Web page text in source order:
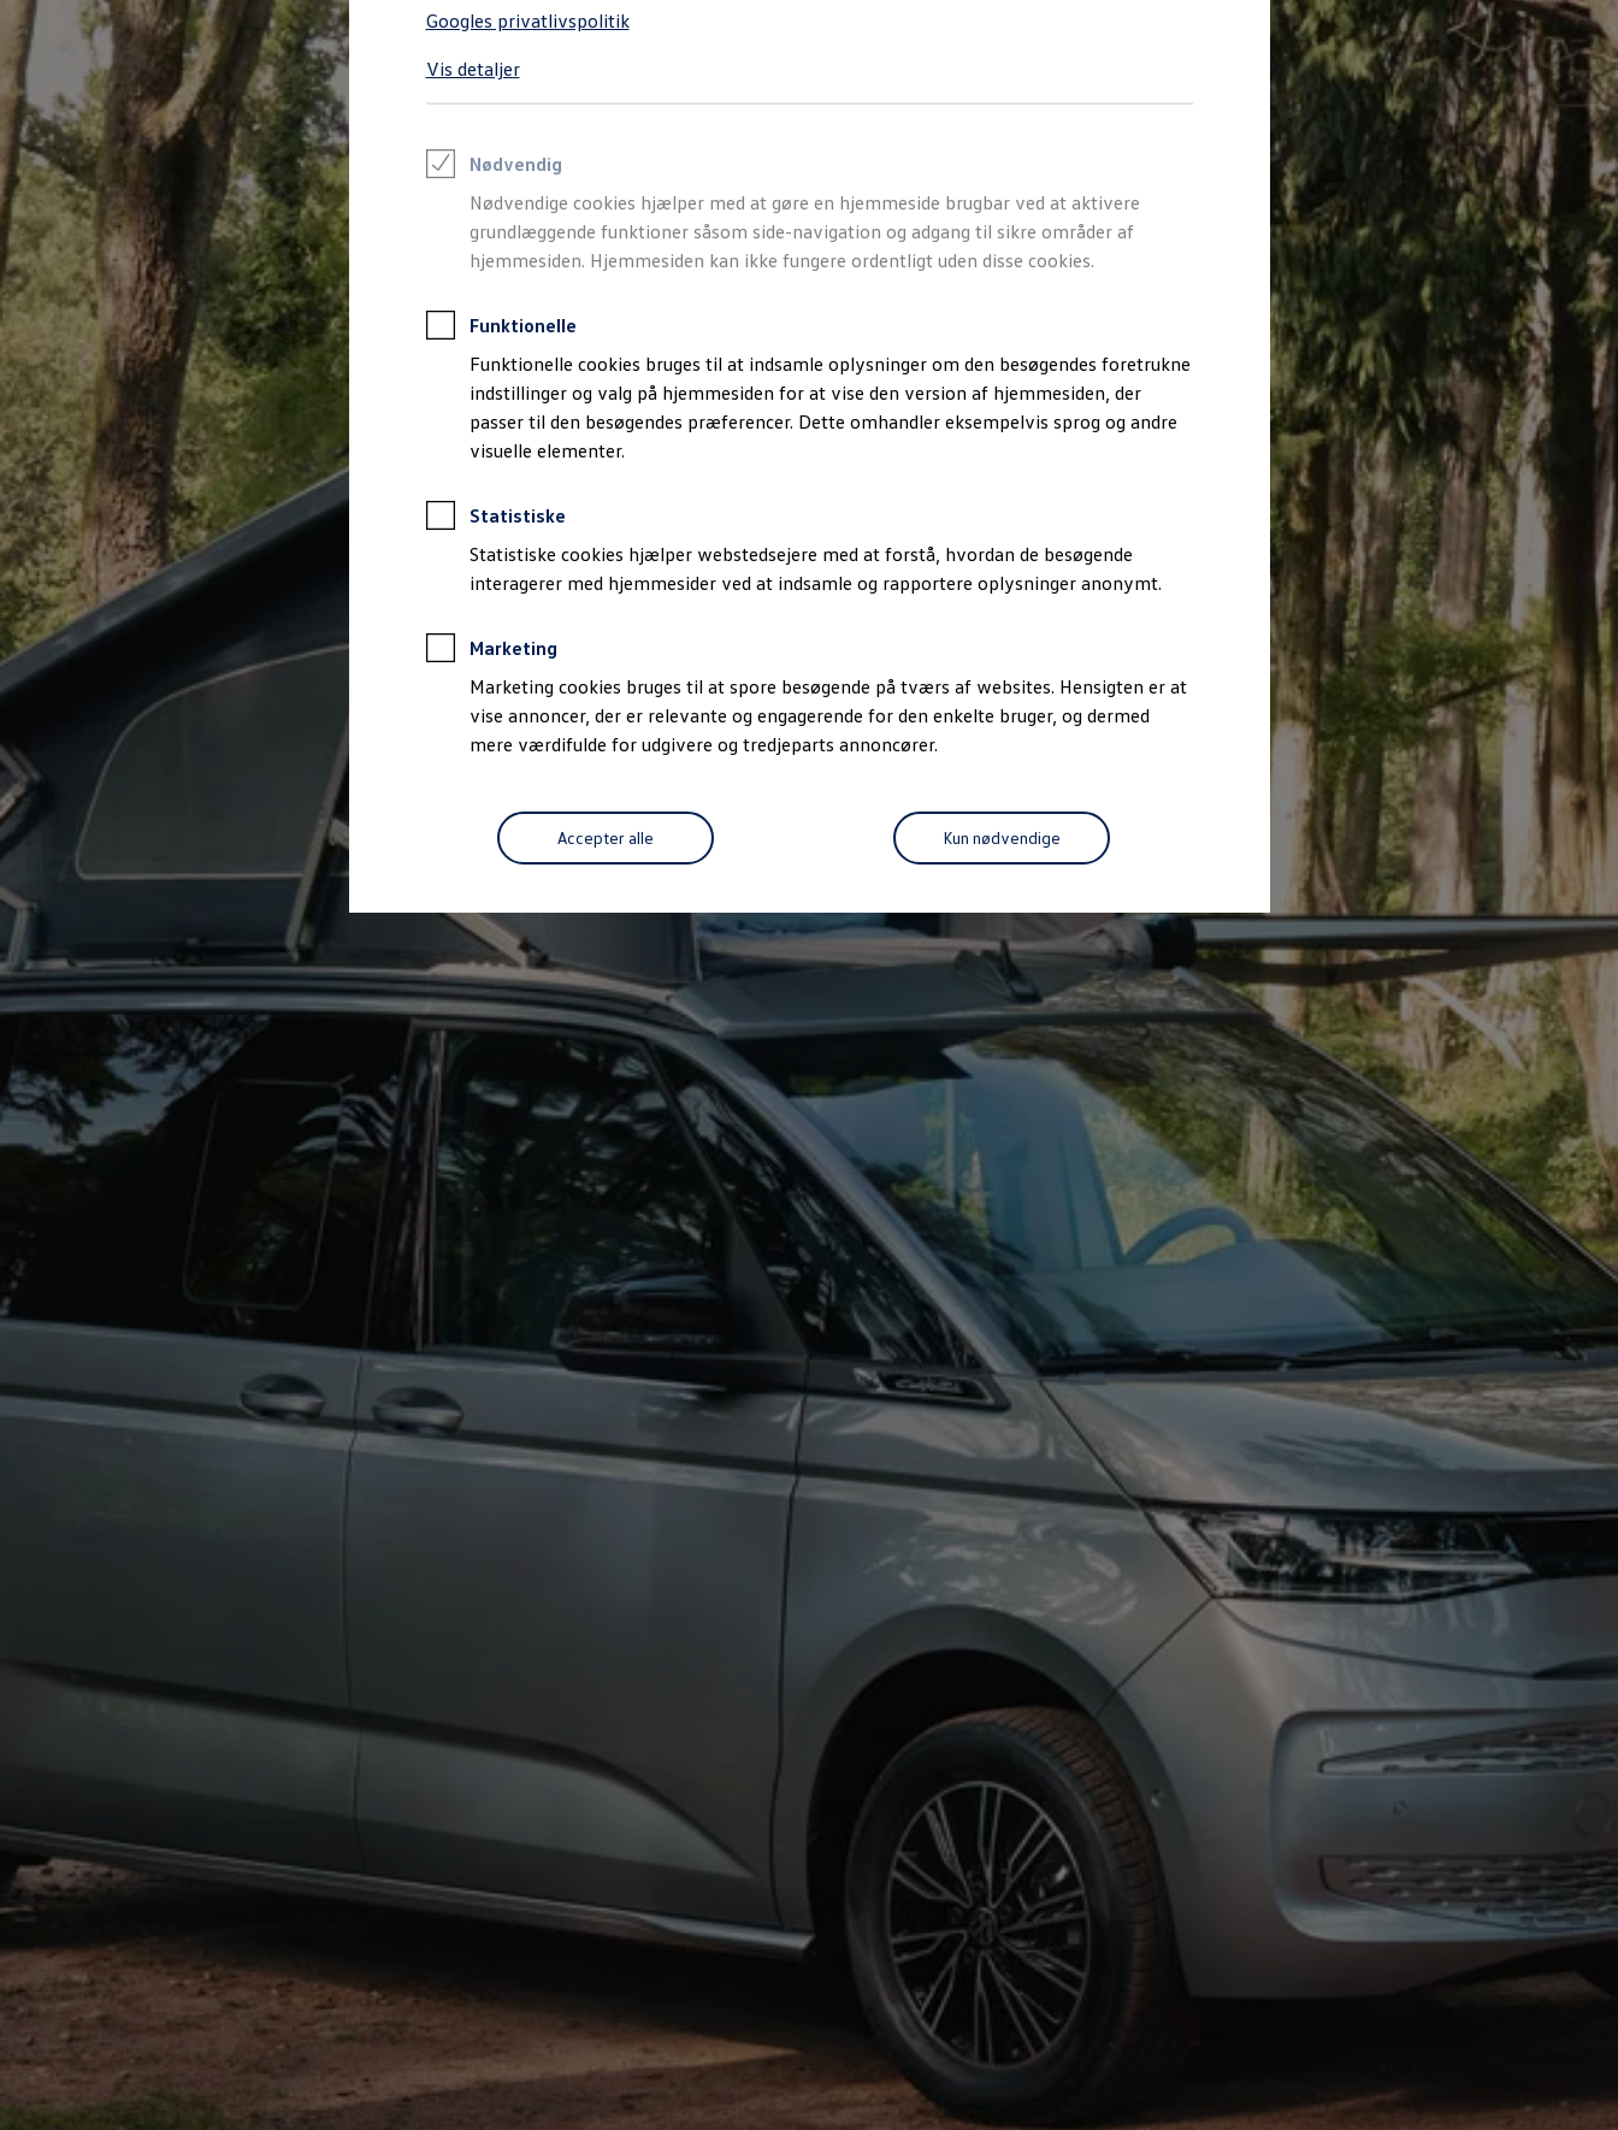
Googles privatlivspolitik
Vis detaljer
Nødvendig
Nødvendige cookies hjælper med at gøre en hjemmeside brugbar ved at aktivere
grundlæggende funktioner såsom side-navigation og adgang til sikre områder af
hjemmesiden. Hjemmesiden kan ikke fungere ordentligt uden disse cookies.
Funktionelle
Funktionelle cookies bruges til at indsamle oplysninger om den besøgendes foretrukne
indstillinger og valg på hjemmesiden for at vise den version af hjemmesiden, der
passer til den besøgendes præferencer. Dette omhandler eksempelvis sprog og andre
visuelle elementer.
Statistiske
Statistiske cookies hjælper webstedsejere med at forstå, hvordan de besøgende
interagerer med hjemmesider ved at indsamle og rapportere oplysninger anonymt.
Marketing
Marketing cookies bruges til at spore besøgende på tværs af websites. Hensigten er at
vise annoncer, der er relevante og engagerende for den enkelte bruger, og dermed
mere værdifulde for udgivere og tredjeparts annoncører.
Accepter alle Kun nødvendige
Varebiler på el
Elektromobilitet i dagligdagen
Eldrevne modeller
ID. Buzz Cargo
Opladning og Rækkevidde
Opladning med Clever
Opladning med Clever - Erhvervsbiler
We Charge
Udregn din rækkevidde
Udregn din ladetid
Planlæg din rute
Teknologi og Batteri
Lær din ID. at kende
Varmepumpe
Energieffektivitet
Teaser Battery Regulation
Software og konnektivitet
ID. Software 6.0
ID.- softwareversioner og opdateringer
Grænseflader til din ID.
Køb og leasing
Lagerbiler til hurtig levering
Privatleasing
Nyheder og aktuelle kampagner
Book en prøvetur
Bestil et tilbud
Brugte biler
Pendlerleasing
Budgetberegner
Firmabil
Vejen til en ny Volkswagen
Online Privatleasing
Finansiering og forsikring
Volkswagen Finansiering
Ejere og services
Serviceabonnementer
Service 5+
Fordele ved autoriseret værksted
Brugbar information
Softwareopdateringer
Servicefordele
Digitale ekstrafunktioner
Se tjenesterne til din model
Volkswagen-apps, login og shop
Forbind mobiltelefonen med bilen
Opdateringer til software, kort og radio
Fleet Interface Data
Tilbehør til din personbil
Tilbehør til din erhvervsbil
Fordele ved at vælge autoriseret værksted til din erhvervsbil
Tilmeld nyhedsbrev
Kalenderbillede
Kontakt Volkswagen
Volkswagen Magazine